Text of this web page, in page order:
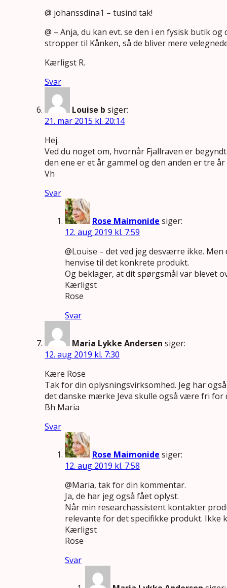
@ johanssdina1 – tusind tak!
@ – Anja, du kan evt. se den i en fysisk butik
stropper til Kånken, så de bliver mere
Kærligst R.
Svar
Louise b siger:
21. mar 2015 kl. 20:14
Hej.
Ved du noget om, hvornår Fjallraven er
den ene er et år gammel og den anden er tre år
Vh
Svar
Rose Maimonide siger:
12. aug 2019 kl. 7:59
@Louise – det ved jeg desværre ikke.
henvise til det konkrete produkt.
Og beklager, at dit spørgsmål var blevet
Kærligst
Rose
Svar
Maria Lykke Andersen siger:
12. aug 2019 kl. 7:30
Kære Rose
Tak for din oplysningsvirksomhed. Jeg har
det danske mærke Jeva skulle også være fri for
Bh Maria
Svar
Rose Maimonide siger:
12. aug 2019 kl. 7:58
@Maria, tak for din kommentar.
Ja, de har jeg også fået oplyst.
Når min researchassistent kontakter
relevante for det specifikke produkt. Ikke
Kærligst
Rose
Svar